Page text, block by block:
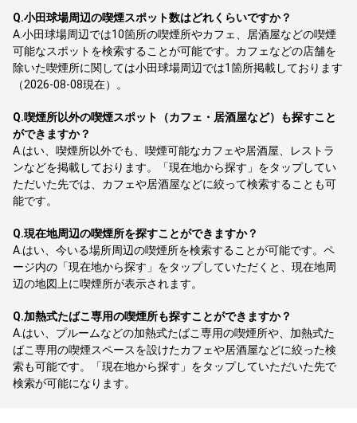
Q.小田球場周辺の喫煙スポット数はどれくらいですか？
A.小田球場周辺では10箇所の喫煙所やカフェ、居酒屋などの喫煙
可能なスポットを検索することが可能です。カフェなどの店舗を
除いた喫煙所に関しては小田球場周辺では1箇所掲載しております
（2026-08-08現在）。
Q.喫煙所以外の喫煙スポット（カフェ・居酒屋など）も探すこと
ができますか？
A. はい、喫煙所以外でも、喫煙可能なカフェや居酒屋、レストラ
ンなどを掲載しております。「現在地から探す」をタップしてい
ただいた先では、カフェや居酒屋などに絞って検索することも可
能です。
Q.現在地周辺の喫煙所を探すことができますか？
A. はい、今いる場所周辺の喫煙所を検索することが可能です。ペ
ージ内の「現在地から探す」をタップしていただくと、現在地周
辺の地図上に喫煙所が表示されます。
Q.加熱式たばこ専用の喫煙所も探すことができますか？
A. はい、プルームなどの加熱式たばこ専用の喫煙所や、加熱式た
ばこ専用の喫煙スペースを設けたカフェや居酒屋などに絞った検
索も可能です。「現在地から探す」をタップしていただいた先で
検索が可能になります。